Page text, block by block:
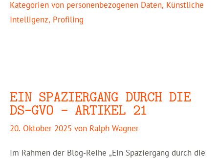
Kategorien von personenbezogenen Daten, Künstliche
Intelligenz, Profiling
EIN SPAZIERGANG DURCH DIE
DS-GVO – ARTIKEL 21
20. Oktober 2025 von Ralph Wagner
Im Rahmen der Blog-Reihe „Ein Spaziergang durch die